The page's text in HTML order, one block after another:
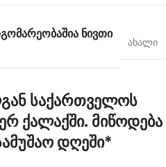
ᲜᲘᲕᲗᲘ
ახალი
საქართველოს
ქალაქში. მიწოდება
დღეში*